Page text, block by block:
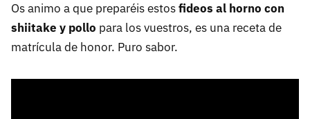
Os animo a que preparéis estosfideos al horno con
shiitake y pollo para los vuestros, es una receta de
matrícula de honor. Puro sabor.